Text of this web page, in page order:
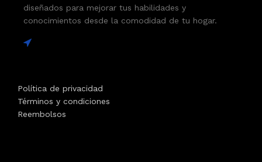
diseñados para mejorar tus habilidades y
conocimientos desde la comodidad de tu hogar.
Política de privacidad
Términos y condiciones
Reembolsos